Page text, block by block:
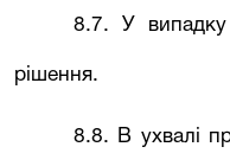
8.7. У випадку
рішення.
8.8. В ухвалі